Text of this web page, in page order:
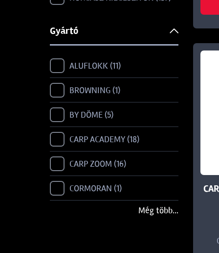
Gyártó
ALUFLOKK 11
BROWNING 1
BY DÖME 5
CARP ACADEMY 18
CARP ZOOM 16
CORMORAN 1
Még több...